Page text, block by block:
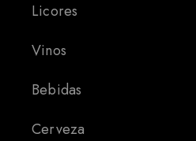
Licores
Vinos
Bebidas
Cerveza